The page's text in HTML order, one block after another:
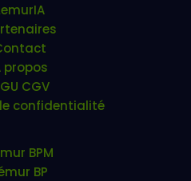
propos
CGV
confidentialité
BPM
BP